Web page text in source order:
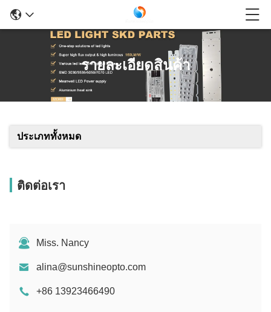
รายละเอียดสินค้า
ประเภททั้งหมด
ติดต่อเรา
Miss. Nancy
alina@sunshineopto.com
+86 13923466490